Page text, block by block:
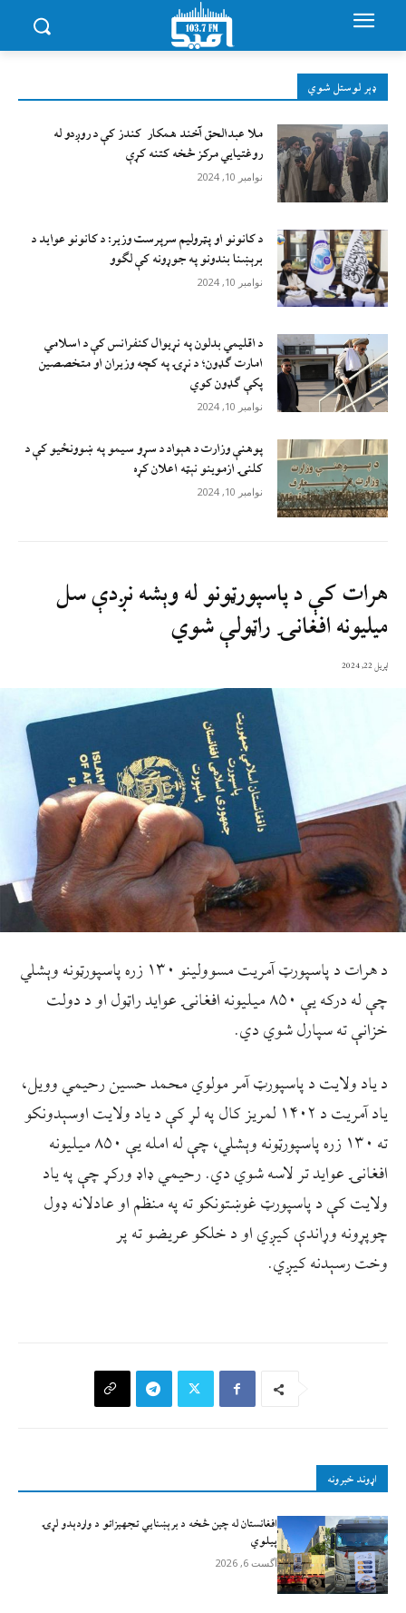
ډېر لوستل شوي
ملا عبدالحق آخند همکار کندز کې د روږدو له
روغتیایي مرکز څخه کتنه کړې
نوامبر 10, 2024
د کانونو او پټرولیم سرپرست وزیر: د کانونو عواید د
برېښنا بندونو په جوړونه کې لګوو
نوامبر 10, 2024
د اقليمي بدلون په نړيوال کنفرانس کې د اسلامي
امارت ګډون؛ د نړۍ په کچه وزيران او متخصصين
پکې ګډون کوي
نوامبر 10, 2024
پوهنې وزارت د هېواد د سړو سيمو په ښوونځيو کې د
کلنۍ ازموينو نېټه اعلان کړه
نوامبر 10, 2024
هرات کې د پاسپورټونو له وېشه نږدې سل
میلیونه افغانۍ راټولې شوي
اپریل 22, 2024
د هرات د پاسپورټ آمریت مسوولینو ۱۳۰ زره پاسپورټونه وېشلي
چې له درکه یې ۸۵۰ میلیونه افغانۍ عواید راټول او د دولت
خزانې ته سپارل شوي دي.
د یاد ولایت د پاسپورټ آمر مولوي محمد حسین رحیمي وویل،
یاد آمریت د ۱۴۰۲ لمریز کال په لړ کې د یاد ولایت اوسېدونکو
ته ۱۳۰ زره پاسپورټونه وېشلي، چې له امله یې ۸۵۰ میلیونه
افغانۍ عواید تر لاسه شوي دي. رحیمي ډاډ ورکړ چې په یاد
ولایت کې د پاسپورټ غوښتونکو ته په منظم او عادلانه ډول
چوپړونه وړاندې کیږي او د خلکو عریضو ته پر
وخت رسېدنه کیږي.
اړوند خبرونه
افغانستان له چين څخه د برېښنايي تجهيزاتو د واردېدو لړۍ
پيلوي
آگست 6, 2026